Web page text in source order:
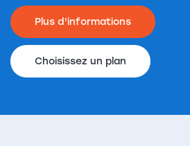
Plus d'informations
Choisissez un plan